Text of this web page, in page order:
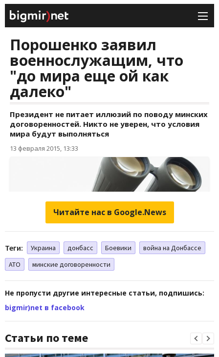
Читайте нас в Google.News
Теги: Украина донбасс Боевики
война на Донбассе
АТО
минские договоренности
Не пропусти другие интересные статьи, подпишись:
bigmir)net в facebook
Статьи по теме